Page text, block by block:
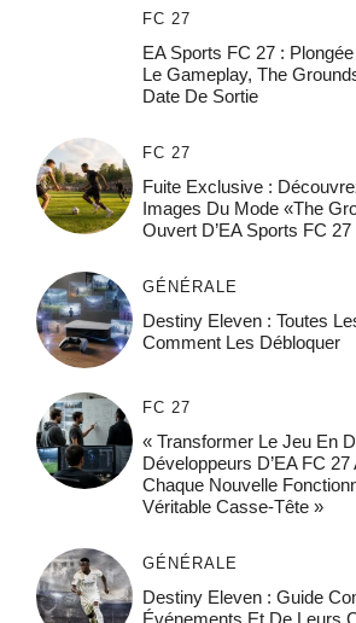
FC 27
EA Sports FC 27 :
Le Gameplay, The
Date De Sortie
FC 27
Fuite Exclusive :
Images Du Mode «The
Ouvert D’EA Sports FC 27
GÉNÉRALE
Destiny Eleven : Toutes
Comment Les Débloquer
FC 27
« Transformer Le Jeu En
Développeurs D’EA FC
Chaque Nouvelle
Véritable Casse-Tête »
GÉNÉRALE
Destiny Eleven : Guide